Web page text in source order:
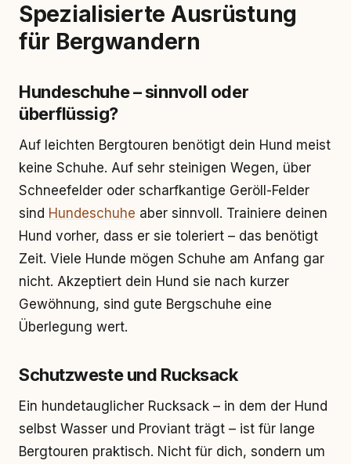
Spezialisierte Ausrüstung
für Bergwandern
Hundeschuhe – sinnvoll oder
überflüssig?
Auf leichten Bergtouren benötigt dein Hund meist
keine Schuhe. Auf sehr steinigen Wegen, über
Schneefelder oder scharfkantige Geröll-Felder
sind Hundeschuhe aber sinnvoll. Trainiere deinen
Hund vorher, dass er sie toleriert – das benötigt
Zeit. Viele Hunde mögen Schuhe am Anfang gar
nicht. Akzeptiert dein Hund sie nach kurzer
Gewöhnung, sind gute Bergschuhe eine
Überlegung wert.
Schutzweste und Rucksack
Ein hundetauglicher Rucksack – in dem der Hund
selbst Wasser und Proviant trägt – ist für lange
Bergtouren praktisch. Nicht für dich, sondern um